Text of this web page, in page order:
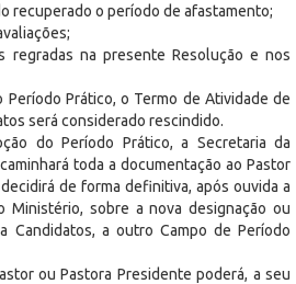
recuperado o período de afastamento;
regradas na presente Resolução e nos
Período Prático, o Termo de Atividade de
será considerado rescindido.
do Período Prático, a Secretaria da
toda a documentação ao Pastor
de forma definitiva, após ouvida a
Ministério, sobre a nova designação ou
Candidatos, a outro Campo de Período
ou Pastora Presidente poderá, a seu